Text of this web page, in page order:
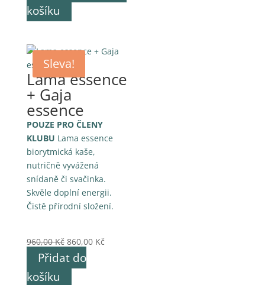
košíku
Sleva!
Lama essence
+ Gaja
essence
POUZE PRO ČLENY
KLUBU Lama essence
biorytmická kaše,
nutričně vyvážená
snídaně či svačinka.
Skvěle doplní energii.
Čistě přírodní složení.
960,00Kč Původní
cena
byla:
860,00 KčAktuální
Přidat do
košíku